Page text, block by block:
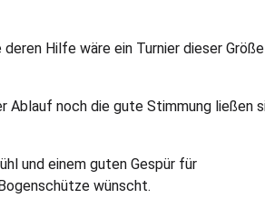
Hilfe wäre ein Turnier dieser Größe
Ablauf noch die gute Stimmung ließen
und einem guten Gespür für
wünscht.